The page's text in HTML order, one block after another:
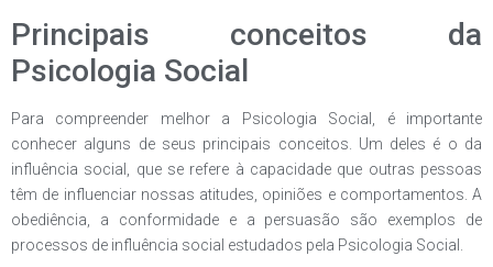
Principais conceitos da
Psicologia Social
Para compreender melhor a Psicologia Social, é importante
conhecer alguns de seus principais conceitos. Um deles é o da
influência social, que se refere à capacidade que outras pessoas
têm de influenciar nossas atitudes, opiniões e comportamentos. A
obediência, a conformidade e a persuasão são exemplos de
processos de influência social estudados pela Psicologia Social.